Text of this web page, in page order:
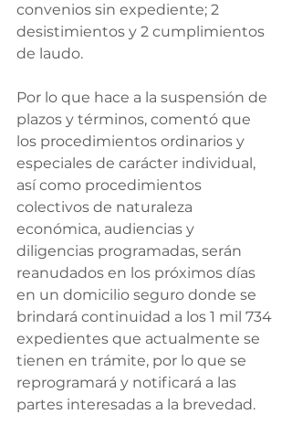
convenios sin expediente; 2
desistimientos y 2 cumplimientos
de laudo.
Por lo que hace a la suspensión de
plazos y términos, comentó que
los procedimientos ordinarios y
especiales de carácter individual,
así como procedimientos
colectivos de naturaleza
económica, audiencias y
diligencias programadas, serán
reanudados en los próximos días
en un domicilio seguro donde se
brindará continuidad a los 1 mil 734
expedientes que actualmente se
tienen en trámite, por lo que se
reprogramará y notificará a las
partes interesadas a la brevedad.